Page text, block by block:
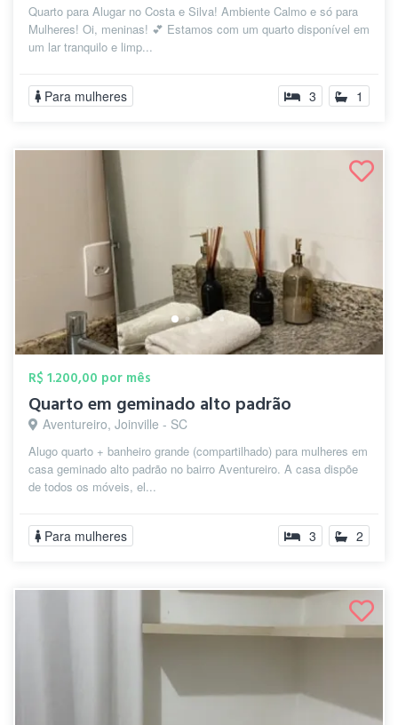
Quarto para Alugar no Costa e Silva! Ambiente Calmo e só para
Mulheres! Oi, meninas! 💕 Estamos com um quarto disponível em
um lar tranquilo e limp...
Para mulheres 3 1
R$ 1.200,00 por mês
Quarto em geminado alto padrão
Aventureiro, Joinville - SC
Alugo quarto + banheiro grande (compartilhado) para mulheres em
casa geminado alto padrão no bairro Aventureiro. A casa dispõe
de todos os móveis, el...
Para mulheres 3 2